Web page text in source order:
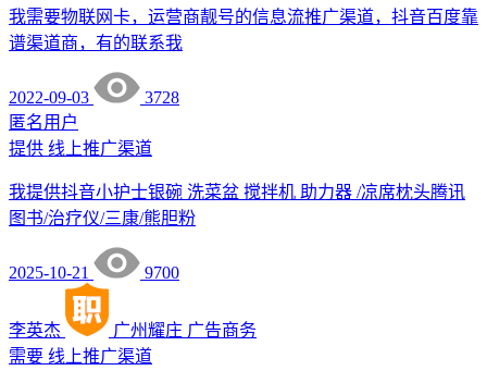
我需要物联网卡，运营商靓号的信息流推广渠道，抖音百度靠
谱渠道商，有的联系我
2022-09-03
3728
匿名用户
提供 线上推广渠道
我提供抖音小护士银碗 洗菜盆 搅拌机 助力器 /凉席枕头腾讯
图书/治疗仪/三康/熊胆粉
2025-10-21 9700
李英杰 广州耀庄 广告商务
需要 线上推广渠道